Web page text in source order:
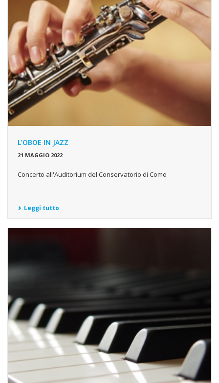
L’OBOE IN JAZZ
21 MAGGIO 2022
Concerto all'Auditorium del Conservatorio di Como
Leggi tutto